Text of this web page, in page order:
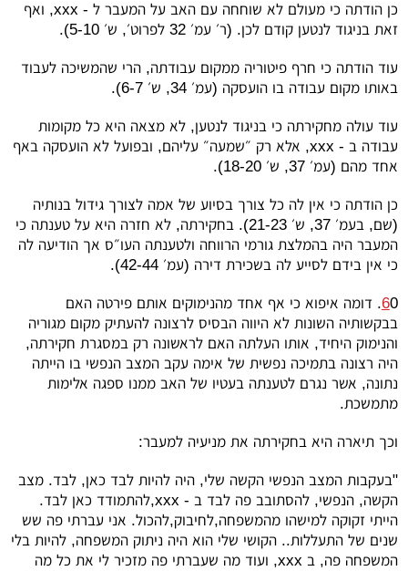
כן הודתה כי מעולם לא שוחחה עם האב על המעבר ל - xxx, ואף
זאת בניגוד לנטען קודם לכן. (ר׳ עמ׳ 32 לפרוט׳, ש׳ 5-10).
עוד הודתה כי חרף פיטוריה ממקום עבודתה, הרי שהמשיכה לעבוד
באותו מקום עבודה בו הועסקה (עמ׳ 34, ש׳ 6-7).
עוד עולה מחקירתה כי בניגוד לנטען, לא מצאה היא כל מקומות
עבודה ב - xxx, אלא רק ״שמעה״ עליהם, ובפועל לא הועסקה באף
אחד מהם (עמ׳ 37, ש׳ 18-20).
כן הודתה כי אין לה כל צורך בסיוע של אמה לצורך גידול בנותיה
(שם, בעמ׳ 37, ש׳ 21-23). בחקירתה, לא חזרה היא על טענתה כי
המעבר היה בהמלצת גורמי הרווחה ולטענתה העו״ס אך הודיעה לה
כי אין בידם לסייע לה בשכירת דירה (עמ׳ 42-44).
60. דומה איפוא כי אף אחד מהנימוקים אותם פירטה האם
בבקשותיה השונות לא היווה הבסיס לרצונה להעתיק מקום מגוריה
והנימוק היחיד, אותו העלתה האם לראשונה רק במסגרת חקירתה,
היה רצונה בתמיכה נפשית של אימה עקב המצב הנפשי בו הייתה
נתונה, אשר נגרם לטענתה בעטיו של האב ממנו ספגה אלימות
מתמשכת.
וכך תיארה היא בחקירתה את מניעיה למעבר:
"בעקבות המצב הנפשי הקשה שלי, היה להיות לבד כאן, לבד. מצב
הקשה, הנפשי, להסתובב פה לבד ב - xxx,להתמודד כאן לבד.
הייתי זקוקה למישהו מהמשפחה,לחיבוק,להכול. אני עברתי פה שש
שנים של התעללות.. הקושי שלי הוא היה ניתוק המשפחה, להיות בלי
המשפחה פה, ב xxx, ועוד מה שעברתי פה מזכיר לי את כל מה